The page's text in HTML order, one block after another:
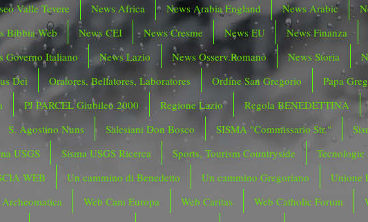
Valle Tevere News Africa News Arabia England News Arabic
Bibbia Web News CEI News Cresme News EU
News Finanza
Governo Italiano News Lazio News Osserv.Romano News Storia
Dei Oratores, Bellatores, Laboratores Ordine San Gregorio
Papa
PJ PARCEL Giubileo 2000 Regione Lazio
Regola BENEDETTINA
S. Agostino Nuns Salesiani Don Bosco SISMA "Commissario Str."
USGS Sisma USGS Ricerca Sports, Tourism Countryside
Tecnologie
WEB Un cammino di Benedetto Un cammino Gregoriano
Unione
Web Cam Europa Web Caritas Web Catholic Forum